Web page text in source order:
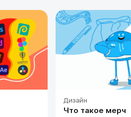
Дизайн
Что такое мерч